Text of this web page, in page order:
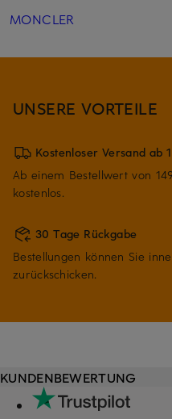
MONCLER
UNSERE VORTEILE
Kostenloser Versand ab
Ab einem Bestellwert von
kostenlos.
30 Tage Rückgabe
Bestellungen können Sie
zurückschicken.
KUNDENBEWERTUNG